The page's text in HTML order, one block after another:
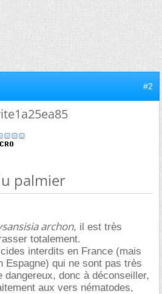
#2
palmier
archon, il est très
totalement.
interdits en France (mais
Espagne) qui ne sont pas très
dangereux, donc à déconseiller,
aux vers nématodes,